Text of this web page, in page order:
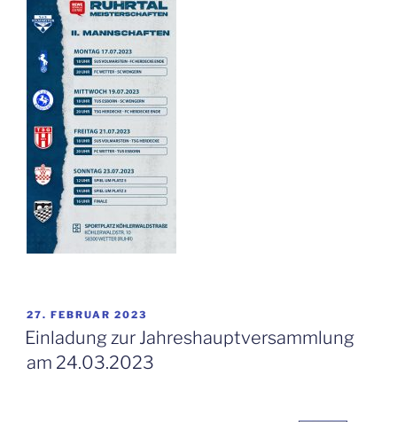
VERÖFFENTLICHT
AM
27. FEBRUAR 2023
Einladung zur Jahreshauptversammlung
am 24.03.2023